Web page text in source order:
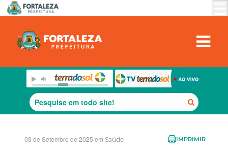
03 de Setembro de 2025 em Saúde IMPRIMIR